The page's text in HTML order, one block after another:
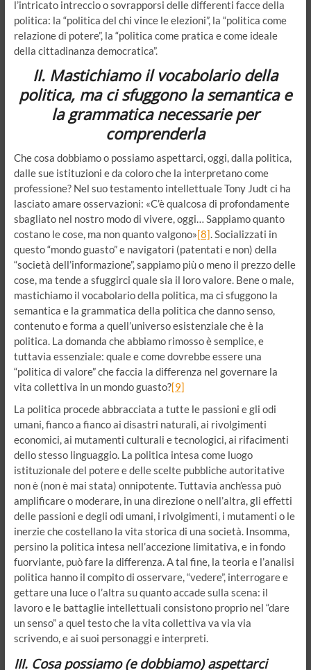
l’intricato intreccio o sovrapporsi delle differenti facce della
politica: la “politica del chi vince le elezioni”, la “politica come
relazione di potere”, la “politica come pratica e come ideale
della cittadinanza democratica”.
II. Mastichiamo il vocabolario della
politica, ma ci sfuggono la semantica e
la grammatica necessarie per
comprenderla
Che cosa dobbiamo o possiamo aspettarci, oggi, dalla politica,
dalle sue istituzioni e da coloro che la interpretano come
professione? Nel suo testamento intellettuale Tony Judt ci ha
lasciato amare osservazioni: «C’è qualcosa di profondamente
sbagliato nel nostro modo di vivere, oggi… Sappiamo quanto
costano le cose, ma non quanto valgono»[8]. Socializzati in
questo “mondo guasto” e navigatori (patentati e non) della
“società dell’informazione”, sappiamo più o meno il prezzo delle
cose, ma tende a sfuggirci quale sia il loro valore. Bene o male,
mastichiamo il vocabolario della politica, ma ci sfuggono la
semantica e la grammatica della politica che danno senso,
contenuto e forma a quell’universo esistenziale che è la
politica. La domanda che abbiamo rimosso è semplice, e
tuttavia essenziale: quale e come dovrebbe essere una
“politica di valore” che faccia la differenza nel governare la
vita collettiva in un mondo guasto?[9]
La politica procede abbracciata a tutte le passioni e gli odi
umani, fianco a fianco ai disastri naturali, ai rivolgimenti
economici, ai mutamenti culturali e tecnologici, ai rifacimenti
dello stesso linguaggio. La politica intesa come luogo
istituzionale del potere e delle scelte pubbliche autoritative
non è (non è mai stata) onnipotente. Tuttavia anch’essa può
amplificare o moderare, in una direzione o nell’altra, gli effetti
delle passioni e degli odi umani, i rivolgimenti, i mutamenti o le
inerzie che costellano la vita storica di una società. Insomma,
persino la politica intesa nell’accezione limitativa, e in fondo
fuorviante, può fare la differenza. A tal fine, la teoria e l’analisi
politica hanno il compito di osservare, “vedere”, interrogare e
gettare una luce o l’altra su quanto accade sulla scena: il
lavoro e le battaglie intellettuali consistono proprio nel “dare
un senso” a quel testo che la vita collettiva va via via
scrivendo, e ai suoi personaggi e interpreti.
III. Cosa possiamo (e dobbiamo) aspettarci